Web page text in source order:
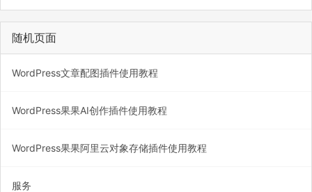
随机页面
WordPress文章配图插件使用教程
WordPress果果AI创作插件使用教程
WordPress果果阿里云对象存储插件使用教程
服务